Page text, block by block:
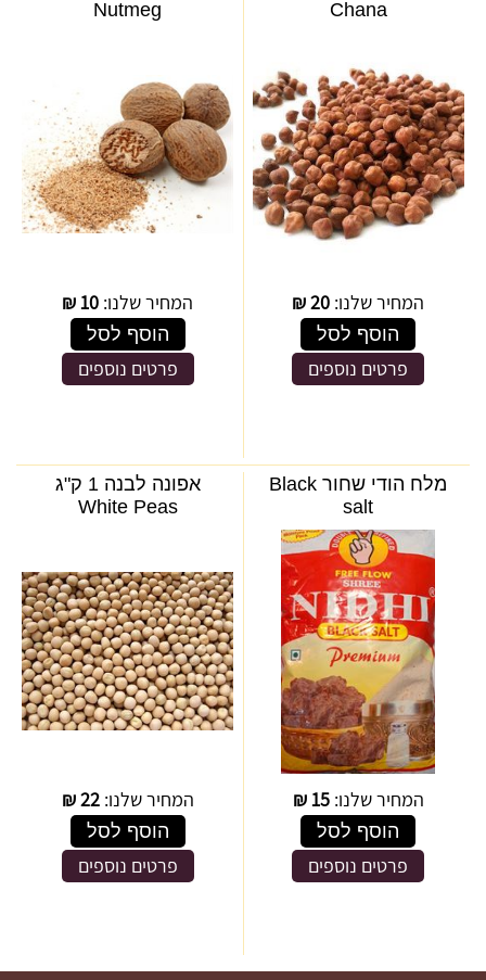
Chana
המחיר שלנו: 20
₪
הוסף לסל
פרטים נוספים
Nutmeg
המחיר שלנו: 10
₪
הוסף לסל
פרטים נוספים
מלח הודי שחור Black
salt
המחיר שלנו:15
₪
הוסף לסל
פרטים נוספים
אפונה לבנה 1 ק"ג
White Peas
המחיר שלנו:22
₪
הוסף לסל
פרטים נוספים